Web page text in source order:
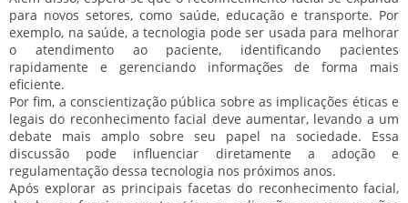
para novos setores, como saúde, educaçãoe transporte. Por
exemplo, na saúde, a tecnologia pode ser usada para melhorar
o atendimento ao paciente, identificando pacientes
rapidamente e gerenciando informações de forma mais
eficiente.
Por fim, a conscientização pública sobre as implicações éticas e
legais do reconhecimento facial deve aumentar, levando a um
debate mais amplo sobre seu papel na sociedade. Essa
discussão pode influenciar diretamente a adoção e
regulamentação dessa tecnologia nos próximos anos.
Após explorar as principais facetas do reconhecimento facial,